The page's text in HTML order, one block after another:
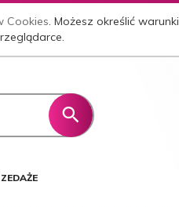
Cookies. Możesz określić warunki